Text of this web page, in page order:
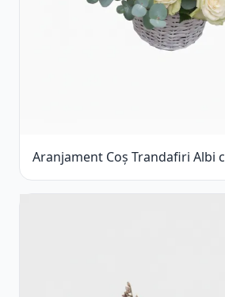
Aranjament Coș Trandafiri Albi
Accent Roșu